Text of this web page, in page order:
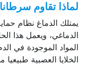
لماذا تقاوم
يمتلك الدماغ نظام
الدماغي، ويعمل هذا
المواد الموجودة في
الخلايا العصبية